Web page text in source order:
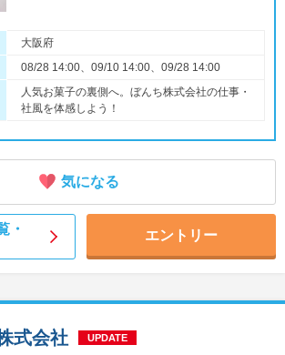
大阪府
08/28 14:00、09/10 14:00、09/28 14:00
人気お菓子の裏側へ。ぼんち株式会社の仕事・
社風を体感しよう！
気になる
・
エントリー
式会社 UPDATE